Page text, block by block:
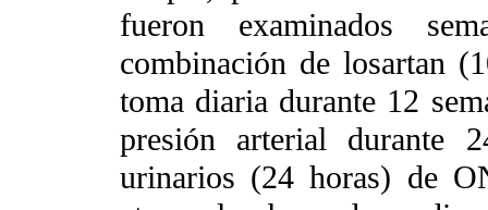
fueron examinados
combinación de losartan
toma diaria durante 12
presión arterial durante
urinarios (24 horas) de